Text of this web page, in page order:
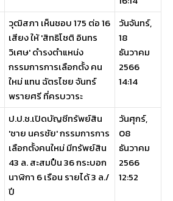
วุฒิสภา เห็นชอบ 175 ต่อ 16
เสียง ให้ 'สิทธิโชติ อินทร
วิเศษ' ดำรงตำแหน่ง
กรรมการการเลือกตั้ง คน
ใหม่ แทน ฉัตรไชย จันทร์
พรายศรี ที่ครบวาระ
วันจันทร์,
18
ธันวาคม
2566
14:14
ป.ป.ช.เปิดบัญชีทรัพย์สิน
'ชาย นครชัย' กรรมการการ
เลือกตั้งคนใหม่ มีทรัพย์สิน
43 ล. สะสมปืน 36 กระบอก
นาฬิกา 6 เรือน รายได้ 3 ล./
ปี
วันศุกร์,
08
ธันวาคม
2566
12:52